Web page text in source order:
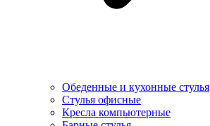
Обеденные и кухонные стулья
Стулья офисные
Кресла компьютерные